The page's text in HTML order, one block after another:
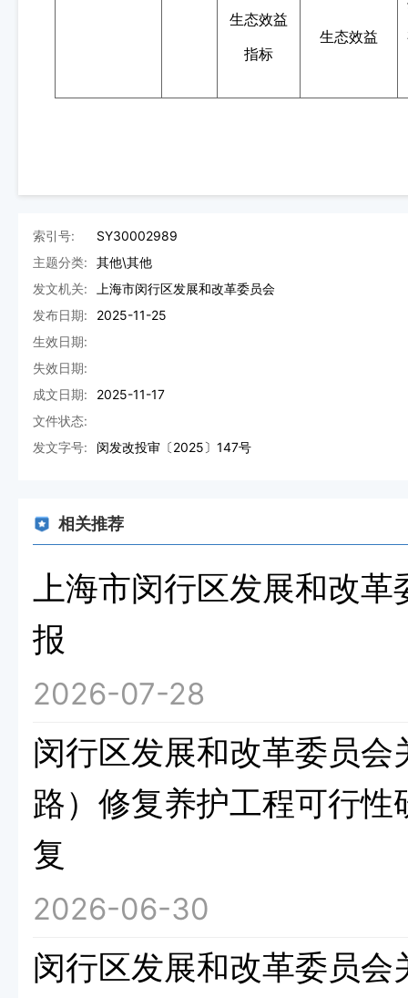
生态效益
指标
生态效益
索引号:
SY30002989
主题分类:
其他\其他
发文机关:
上海市闵行区发展和改革委员会
发布日期:
2025-11-25
生效日期:
失效日期:
成文日期:
2025-11-17
文件状态:
发文字号:
闵发改投审〔2025〕147号
相关推荐
上海市闵行区发展和改
报
2026-07-28
闵行区发展和改革委员
路）修复养护工程可行
复
2026-06-30
闵行区发展和改革委员